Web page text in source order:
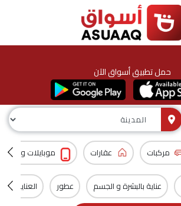
حمل تطبيق أسواق الآن
مركبات عقارات موبايلات و
عناية بالبشرة و الجسم عطور العناية